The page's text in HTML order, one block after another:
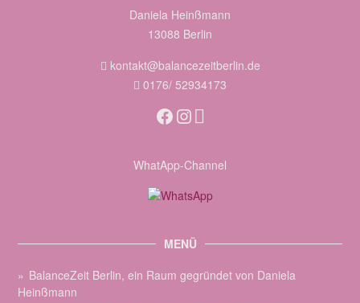
Daniela Heinßmann
13088 Berlin
kontakt@balancezeitberlin.de
0176/ 52934173
Facebook
Instagram
WhatApp-Channel
MENÜ
BalanceZeit Berlin, ein Raum gegründet von Daniela
Heinßmann